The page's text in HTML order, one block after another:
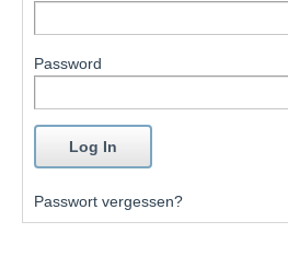
Password
Passwort vergessen?